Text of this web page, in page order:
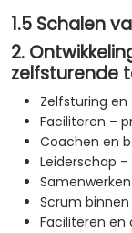
1.5 Schalen
2.
zelfsturende
Zelfsturing
Faciliteren –
Coachen en
Leiderschap
Scrum
Faciliteren en